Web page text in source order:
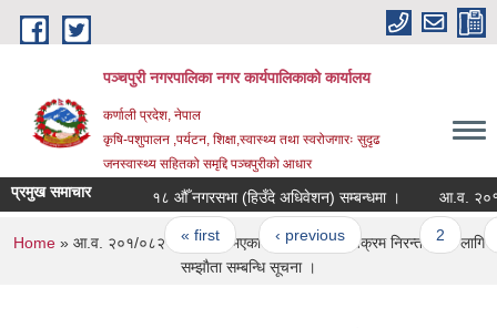
Skip to main content
पञ्चपुरी नगरपालिका नगर कार्यपालिकाको कार्यालय
कर्णाली प्रदेश, नेपाल
कृषि-पशुपालन ,पर्यटन, शिक्षा,स्वास्थ्य तथा स्वरोजगारः सुदृढ
जनस्वास्थ्य सहितको समृद्दि पञ्चपुरीको आधार
प्रमुख समाचार १८ औँ नगरसभा (हिउँदे अधिवेशन) सम्बन्धमा । आ.व. २०१/०८२
Pages
« first ‹ previous … 2 3
You are here
Home» आ.व. २०१/०८२ मा स्थापना भएका पकेट विकास कार्यक्रम निरन्तरताका लागि
सम्झाैता सम्बन्धि सूचना ।